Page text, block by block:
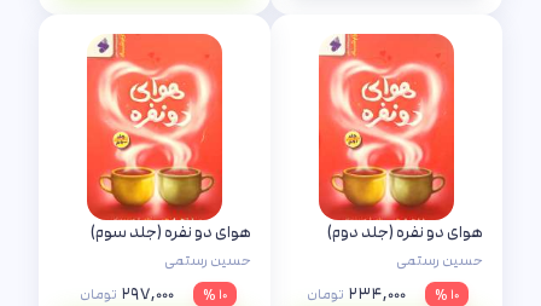
هوای دو نفره (جلد دوم)
حسین رستمی
۱۰ %
۲۳۴,۰۰۰ تومان
هوای دو نفره (جلد سوم)
حسین رستمی
۱۰ %
۲۹۷,۰۰۰ تومان